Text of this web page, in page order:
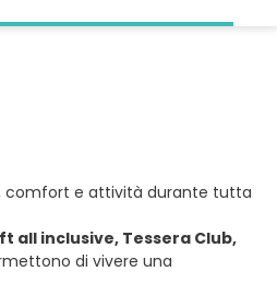
comfort e attività durante tutta
all inclusive, Tessera Club,
di vivere una